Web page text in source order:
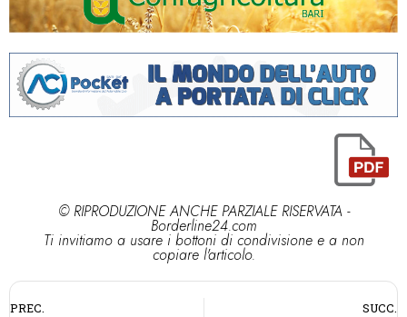
© RIPRODUZIONE ANCHE PARZIALE RISERVATA -
Borderline24.com
Ti invitiamo a usare i bottoni di condivisione e a non
copiare l'articolo.
PREC.
SUCC.